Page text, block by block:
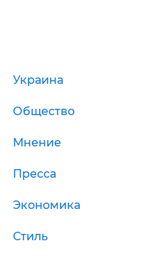
Украина
Общество
Мнение
Пресса
Экономика
Стиль